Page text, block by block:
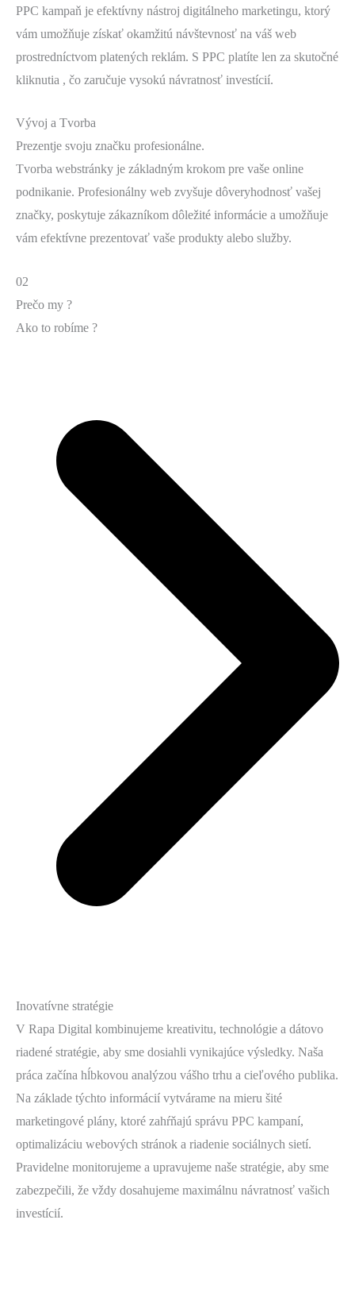
PPC kampaň je efektívny nástroj digitálneho marketingu, ktorý
vám umožňuje získať okamžitú návštevnosť na váš web
prostredníctvom platených reklám. S PPC platíte len za skutočné
kliknutia , čo zaručuje vysokú návratnosť investícií.
Vývoj a Tvorba
Prezentje svoju značku profesionálne.
Tvorba webstránky je základným krokom pre vaše online
podnikanie. Profesionálny web zvyšuje dôveryhodnosť vašej
značky, poskytuje zákazníkom dôležité informácie a umožňuje
vám efektívne prezentovať vaše produkty alebo služby.
02
Prečo my ?
Ako to robíme ?
Inovatívne stratégie
V Rapa Digital kombinujeme kreativitu, technológie a dátovo
riadené stratégie, aby sme dosiahli vynikajúce výsledky. Naša
práca začína hĺbkovou analýzou vášho trhu a cieľového publika.
Na základe týchto informácií vytvárame na mieru šité
marketingové plány, ktoré zahŕňajú správu PPC kampaní,
optimalizáciu webových stránok a riadenie sociálnych sietí.
Pravidelne monitorujeme a upravujeme naše stratégie, aby sme
zabezpečili, že vždy dosahujeme maximálnu návratnosť vašich
investícií.